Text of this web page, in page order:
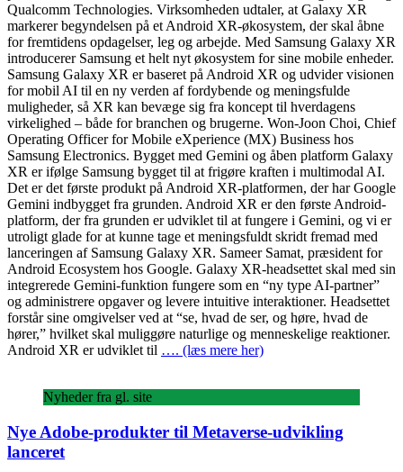
Qualcomm Technologies. Virksomheden udtaler, at Galaxy XR
markerer begyndelsen på et Android XR-økosystem, der skal åbne
for fremtidens opdagelser, leg og arbejde. Med Samsung Galaxy XR
introducerer Samsung et helt nyt økosystem for sine mobile enheder.
Samsung Galaxy XR er baseret på Android XR og udvider visionen
for mobil AI til en ny verden af fordybende og meningsfulde
muligheder, så XR kan bevæge sig fra koncept til hverdagens
virkelighed – både for branchen og brugerne. Won-Joon Choi, Chief
Operating Officer for Mobile eXperience (MX) Business hos
Samsung Electronics. Bygget med Gemini og åben platform Galaxy
XR er ifølge Samsung bygget til at frigøre kraften i multimodal AI.
Det er det første produkt på Android XR-platformen, der har Google
Gemini indbygget fra grunden. Android XR er den første Android-
platform, der fra grunden er udviklet til at fungere i Gemini, og vi er
utroligt glade for at kunne tage et meningsfuldt skridt fremad med
lanceringen af Samsung Galaxy XR. Sameer Samat, præsident for
Android Ecosystem hos Google. Galaxy XR-headsettet skal med sin
integrerede Gemini-funktion fungere som en “ny type AI-partner”
og administrere opgaver og levere intuitive interaktioner. Headsettet
forstår sine omgivelser ved at “se, hvad de ser, og høre, hvad de
hører,” hvilket skal muliggøre naturlige og menneskelige reaktioner.
Android XR er udviklet til …. (læs mere her)
Nyheder fra gl. site
Nye Adobe-produkter til Metaverse-udvikling
lanceret